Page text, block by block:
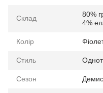
Склад
80%
4%
Колір
Стиль
Сезон